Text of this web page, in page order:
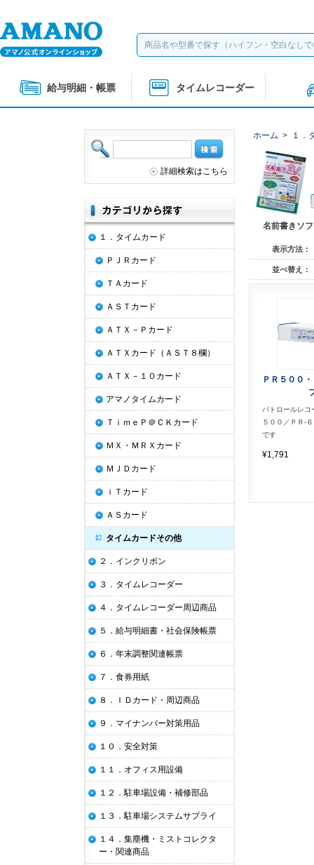
給与明細・帳票 タイムレコーダー
ホーム > １．
名前書きソ
表示方法：
並べ替え：
ＰＲ５００
パトロールレ
５００／ＰＲ-
です
¥1,791
詳細検索はこちら
１．タイムカード
ＰＪＲカード
ＴＡカード
ＡＳＴカード
ＡＴＸ－Ｐカード
ＡＴＸカード（ＡＳＴ８欄）
ＡＴＸ－１０カード
アマノタイムカード
ＴｉｍｅＰ＠ＣＫカード
ＭＸ・ＭＲＸカード
ＭＪＤカード
ｉＴカード
ＡＳカード
タイムカードその他
２．インクリボン
３．タイムレコーダー
４．タイムレコーダー周辺商品
５．給与明細書・社会保険帳票
６．年末調整関連帳票
７．食券用紙
８．ＩＤカード・周辺商品
９．マイナンバー対策用品
１０．安全対策
１１．オフィス用設備
１２．駐車場設備・補修部品
１３．駐車場システムサプライ
１４．集塵機・ミストコレクタ
ー・関連商品